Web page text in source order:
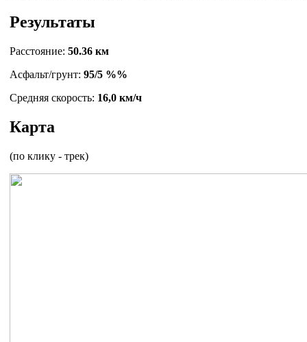
Результаты
Расстояние: 50.36 км
Асфальт/грунт: 95/5 %%
Средняя скорость: 16,0 км/ч
Карта
(по клику - трек)